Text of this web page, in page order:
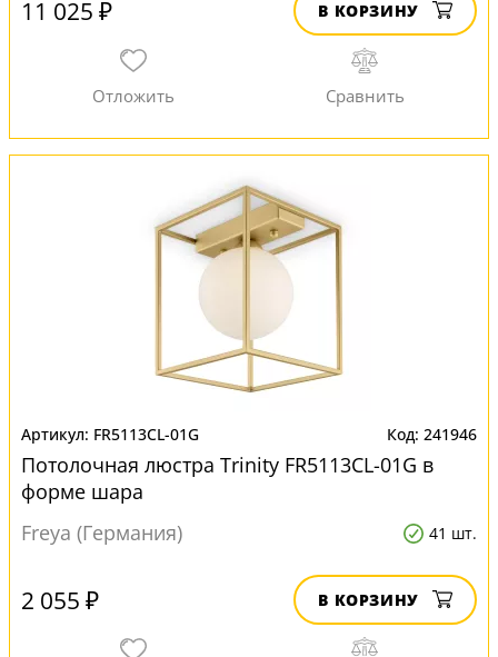
11 025 ₽ В КОРЗИНУ
FR5113CL-01G 241946
Потолочная люстра Trinity FR5113CL-01G в
форме шара
Freya (Германия)
41 шт.
2 055 ₽ В КОРЗИНУ